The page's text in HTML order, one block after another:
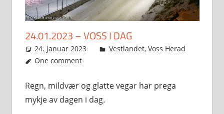
24.01.2023 – VOSS I DAG
24. januar 2023 Svein
Vestlandet, Voss Herad
One comment
Regn, mildvær og glatte vegar har prega
mykje av dagen i dag.